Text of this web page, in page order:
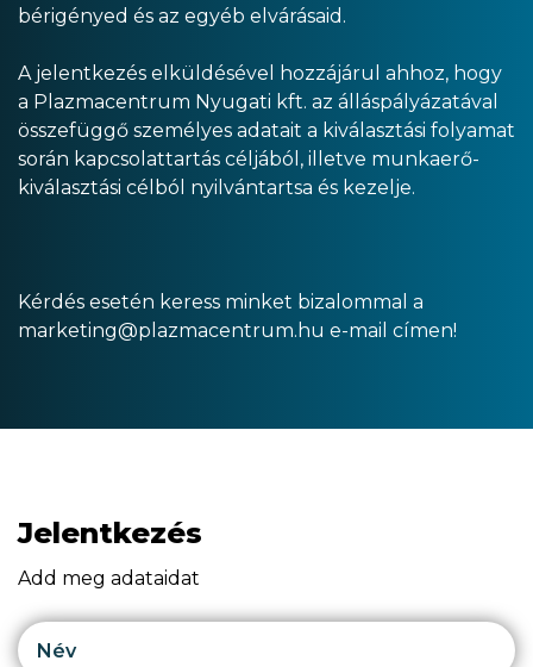
bérigényed és az egyéb elvárásaid.
A jelentkezés elküldésével hozzájárul ahhoz, hogy
a Plazmacentrum Nyugati kft. az álláspályázatával
összefüggő személyes adatait a kiválasztási folyamat
során kapcsolattartás céljából, illetve munkaerő-
kiválasztási célból nyilvántartsa és kezelje.
Kérdés esetén keress minket bizalommal a
marketing@plazmacentrum.hu e-mail címen!
Jelentkezés
Add meg adataidat